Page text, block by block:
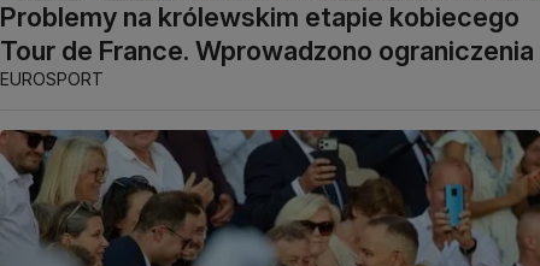
Problemy na królewskim etapie kobiecego
Tour de France. Wprowadzono ograniczenia
EUROSPORT